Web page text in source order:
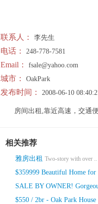
联系人： 李先生
电话： 248-778-7581
Email： fsale@yahoo.com
城市： OakPark
发布时间： 2008-06-10
房间出租,靠近高速，交通
相关推荐
雅房出租 Two-story with over ..
$359999 Beautiful Home
SALE BY OWNER!
$550 / 2br - Oak Park